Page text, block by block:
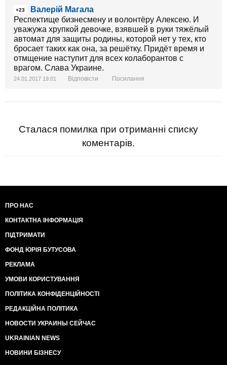
запрошення Національного центру правозахисту
викликався добровольцем допомогти по справі
дівчини і надав висококласну юридичну допомогу
своїй підзахисній.
Дякуємо всім, хто допомагає Віті та іншим
політв'язням! Небайдужі українці встигли зібрати
більше двадцяти тисяч гривень для внесення
застави за Віту. Родина Завірюхи поверне ці кошти, і
+23
Валерій Магала
Респектище бизнесмену и волонтёру Алексею. И
уважужа хрупкой девочке, взявшей в руки тяжёлый
автомат для защиты родины, которой нет у тех, кто
бросает таких как она, за решётку. Придёт время и
отмщение наступит для всех колаборантов с
врагом. Слава Украине.
24.01.2017 19:01 Відповісти Посилання
Сталася помилка при отриманні списку
коментарів.
ПРО НАС
КОНТАКТНА ІНФОРМАЦІЯ
ПІДТРИМАТИ
ФОНД ЮРІЯ БУТУСОВА
РЕКЛАМА
УМОВИ КОРИСТУВАННЯ
ПОЛІТИКА КОНФІДЕНЦІЙНОСТІ
РЕДАКЦІЙНА ПОЛІТИКА
НОВОСТИ УКРАИНЫ СЕЙЧАС
UKRAINIAN NEWS
НОВИНИ БІЗНЕСУ